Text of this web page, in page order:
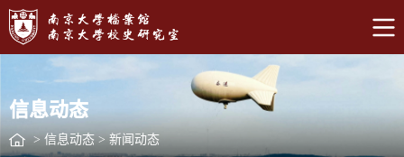
信息动态
> 信息动态 > 新闻动态